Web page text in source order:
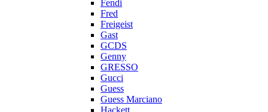
Fendi
Fred
Freigeist
Gast
GCDS
Genny
GRESSO
Gucci
Guess
Guess Marciano
Hackett